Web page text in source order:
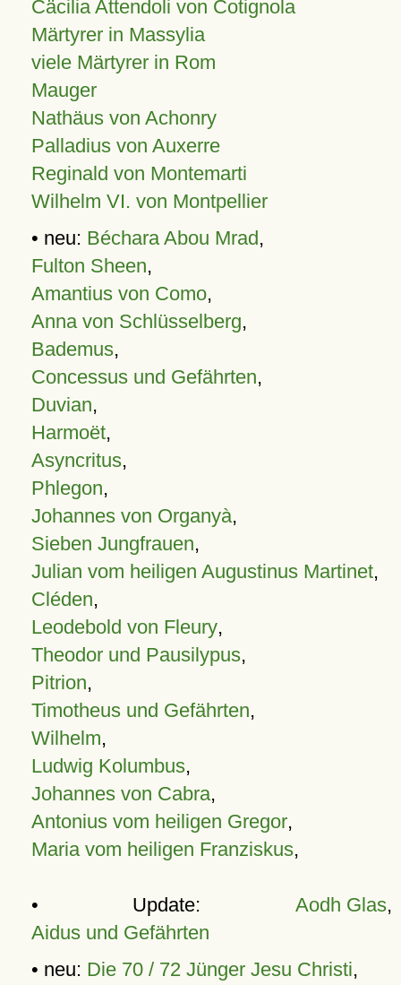
Cäcilia Attendoli von Cotignola
Märtyrer in Massylia
viele Märtyrer in Rom
Mauger
Nathäus von Achonry
Palladius von Auxerre
Reginald von Montemarti
Wilhelm VI. von Montpellier
• neu: Béchara Abou Mrad,
Fulton Sheen,
Amantius von Como,
Anna von Schlüsselberg,
Bademus,
Concessus und Gefährten,
Duvian,
Harmoët,
Asyncritus,
Phlegon,
Johannes von Organyà,
Sieben Jungfrauen,
Julian vom heiligen Augustinus Martinet,
Cléden,
Leodebold von Fleury,
Theodor und Pausilypus,
Pitrion,
Timotheus und Gefährten,
Wilhelm,
Ludwig Kolumbus,
Johannes von Cabra,
Antonius vom heiligen Gregor,
Maria vom heiligen Franziskus,
• Update: Aodh Glas,
Aidus und Gefährten
• neu: Die 70 / 72 Jünger Jesu Christi,